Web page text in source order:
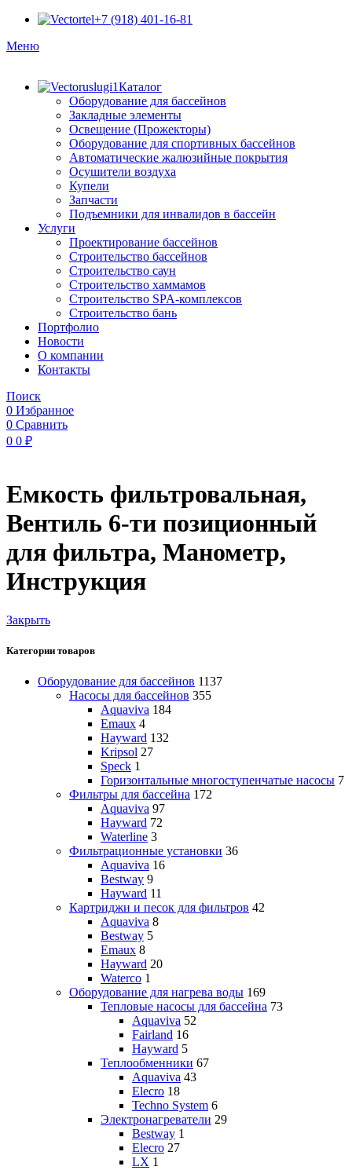
+7 (918) 401-16-81
Меню
Каталог
Оборудование для бассейнов
Закладные элементы
Освещение (Прожекторы)
Оборудование для спортивных бассейнов
Автоматические жалюзийные покрытия
Осушители воздуха
Купели
Запчасти
Подъемники для инвалидов в бассейн
Услуги
Проектирование бассейнов
Строительство бассейнов
Строительство саун
Строительство хаммамов
Строительство SPA-комплексов
Строительство бань
Портфолио
Новости
O компании
Контакты
Поиск
0 Избранное
0 Сравнить
0 0 ₽
Емкость фильтровальная,
Вентиль 6-ти позиционный
для фильтра, Манометр,
Инструкция
Закрыть
Категории товаров
Оборудование для бассейнов 1137
Насосы для бассейнов 355
Aquaviva 184
Emaux 4
Hayward 132
Kripsol 27
Speck 1
Горизонтальные многоступенчатые насосы 7
Фильтры для бассейна 172
Aquaviva 97
Hayward 72
Waterline 3
Фильтрационные установки 36
Aquaviva 16
Bestway 9
Hayward 11
Картриджи и песок для фильтров 42
Aquaviva 8
Bestway 5
Emaux 8
Hayward 20
Waterco 1
Оборудование для нагрева воды 169
Тепловые насосы для бассейна 73
Aquaviva 52
Fairland 16
Hayward 5
Теплообменники 67
Aquaviva 43
Elecro 18
Techno System 6
Электронагреватели 29
Bestway 1
Elecro 27
LX 1